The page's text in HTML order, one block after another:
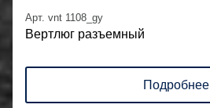
Арт. vnt 1108_gy
Вертлюг разъемный
Подробнее